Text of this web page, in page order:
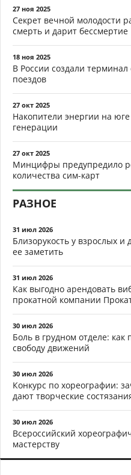
27 ноя 2025
Секрет вечной молодости
смерть и дарит бессмертие
18 ноя 2025
В России создали терминал
поездов
27 окт 2025
Накопители энергии на
генерации
27 окт 2025
Минцифры предупредило
количества сим-карт
РАЗНОЕ
31 июл 2026
Близорукость у взрослых
ее заметить
31 июл 2026
Как выгодно арендовать
прокатной компании
30 июл 2026
Боль в грудном отделе:
свободу движений
30 июл 2026
Конкурс по хореографии:
дают творческие
30 июл 2026
Всероссийский
мастерству